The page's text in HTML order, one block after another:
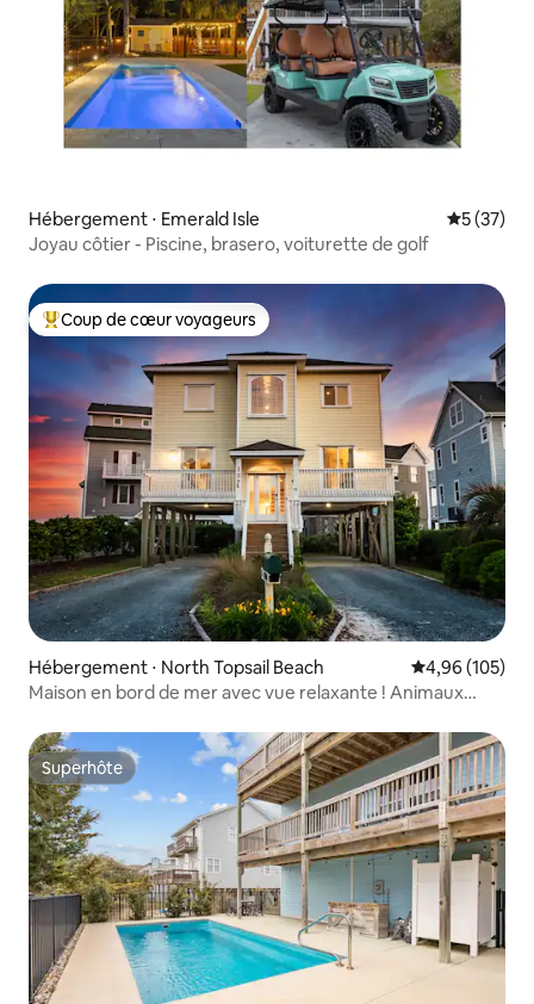
Hébergement ⋅ Emerald Isle
5 (37)
Joyau côtier - Piscine, brasero, voiturette de golf
Coups de cœur voyageurs les plus appréciés
Coup de cœur voyageurs
Hébergement ⋅ North Topsail Beach Évaluation
4,96 (105)
Maison en bord de mer avec vue relaxante ! Animaux
Superhôte
Superhôte